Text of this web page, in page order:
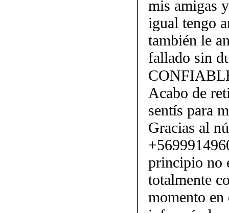
mis amigas
igual tengo
también le
fallado sin
Acabo de
sentís para
Gracias al
principio no
totalmente
momento